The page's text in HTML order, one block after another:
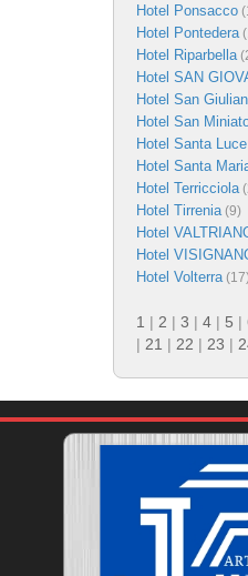
Hotel Ponsacco
Hotel Pontedera
Hotel Riparbella
Hotel SAN
Hotel San
Hotel San
Hotel Santa Luce
Hotel Santa
Hotel Terricciola
Hotel Tirrenia(9)
Hotel
Hotel
Hotel Volterra(17)
1 | 2 | 3 | 4 | 5 |
| 21 | 22 | 23 |